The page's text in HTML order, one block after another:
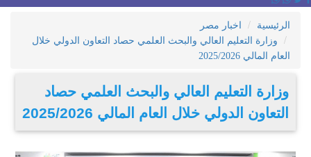
الرئيسية
اخبار مصر
وزارة التعليم العالي والبحث العلمي حصاد التعاون الدولي خلال
العام المالي 2025/2026
وزارة التعليم العالي والبحث العلمي حصاد
التعاون الدولي خلال العام المالي 2025/2026